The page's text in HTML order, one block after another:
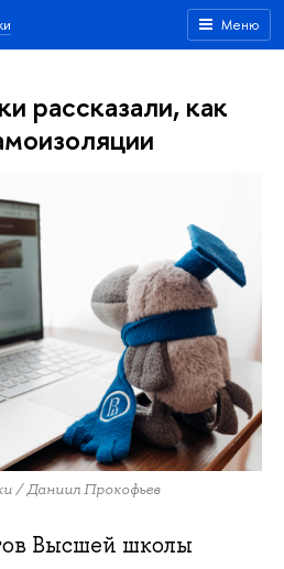
Меню
рассказали, как
/ Даниил Прокофьев
Высшей школы